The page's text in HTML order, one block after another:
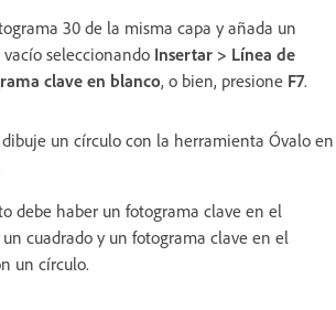
30 de la misma capa y añada un
seleccionando Insertar > Línea de
clave en blanco, o bien, presione F7.
dibuje un círculo con la herramienta Óvalo en
debe haber un fotograma clave en el
cuadrado y un fotograma clave en el
un círculo.